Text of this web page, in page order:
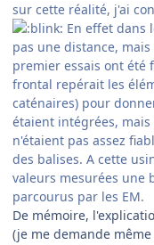
sur cette réalité, j'ai
En effet dans
pas une distance,
premier essais ont été
frontal repérait les
caténaires) pour
étaient intégrées,
n'étaient pas assez
des balises. A cette
valeurs mesurées une
parcourus par les EM.
De mémoire,
(je me demande